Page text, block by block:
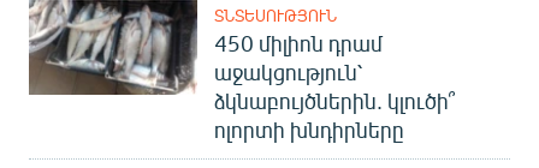
ՏՆՏԵՍՈՒԹՅՈՒՆ
450 միլիոն դրամ
աջակցություն՝
ձկնաբույծներին. կլուծի՞
ոլորտի խնդիրները